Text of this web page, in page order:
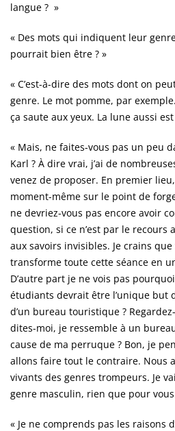
langue ? »
« Des mots qui indiquent leur genre
pourrait bien être ? »
« C’est-à-dire des mots dont on
genre. Le mot pomme, par
ça saute aux yeux. La lune aussi
« Mais, ne faites-vous pas un peu
Karl ? À dire vrai, j’ai de
venez de proposer. En premier
moment-même sur le point de
ne devriez-vous pas encore avoir
question, si ce n’est par le recours
aux savoirs invisibles. Je crains
transforme toute cette séance en
D’autre part je ne vois pas
étudiants devrait être l’unique but
d’un bureau touristique ?
dites-moi, je ressemble à un
cause de ma perruque ? Bon, je
allons faire tout le contraire. Nous
vivants des genres trompeurs. Je
genre masculin, rien que pour
« Je ne comprends pas les raisons